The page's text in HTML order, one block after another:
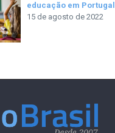
educação em Portugal
15 de agosto de 2022